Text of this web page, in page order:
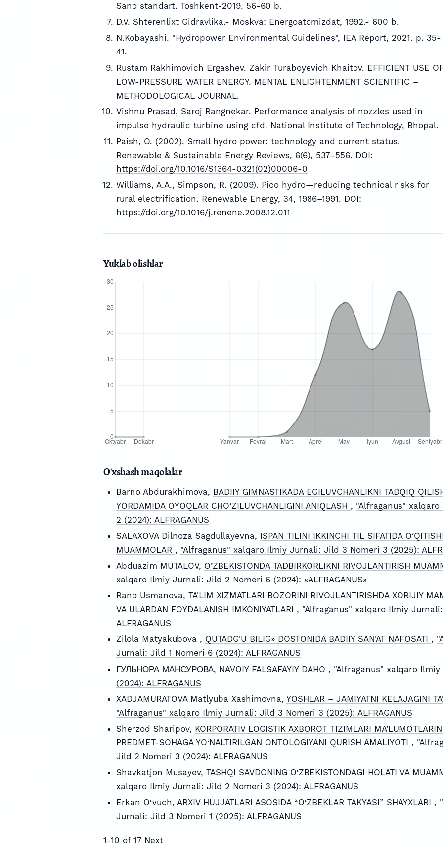
Sano standart. Toshkent-2019. 56-60 b.
D.V. Shterenlixt Gidravlika.- Moskva: Energoatomizdat, 1992.- 600 b.
N.Kobayashi. "Hydropower Environmental Guidelines", IEA Report, 2021. p. 35-
41.
Rustam Rakhimovich Ergashev. Zakir Turaboyevich Khaitov. EFFICIENT USE
LOW-PRESSURE WATER ENERGY. MENTAL ENLIGHTENMENT SCIENTIFIC –
METHODOLOGICAL JOURNAL.
Vishnu Prasad, Saroj Rangnekar. Performance analysis of nozzles used in
impulse hydraulic turbine using cfd. National Institute of Technology, Bhopal.
Paish, O. (2002). Small hydro power: technology and current status.
Renewable & Sustainable Energy Reviews, 6(6), 537–556. DOI:
https://doi.org/10.1016/S1364-0321(02)00006-0
Williams, A.A., Simpson, R. (2009). Pico hydro—reducing technical risks for
rural electrification. Renewable Energy, 34, 1986–1991. DOI:
https://doi.org/10.1016/j.renene.2008.12.011
Yuklab olishlar
O'xshash maqolalar
Barno Abdurakhimova, BADIIY GIMNASTIKADA EGILUVCHANLIKNI TADQIQ
YORDAMIDA OYOQLAR CHO‘ZILUVCHANLIGINI ANIQLASH , "Alfraganus"
2 (2024): ALFRAGANUS
SALAXOVA Dilnoza Sagdullayevna, ISPAN TILINI IKKINCHI TIL SIFATIDA
MUAMMOLAR , "Alfraganus" xalqaro Ilmiy Jurnali: Jild 3 Nomeri 3 (2025):
Abduazim MUTALOV, O’ZBEKISTONDA TADBIRKORLIKNI RIVOJLANTIRISH
xalqaro Ilmiy Jurnali: Jild 2 Nomeri 6 (2024): «ALFRAGANUS»
Rano Usmanova, TA'LIM XIZMATLARI BOZORINI RIVOJLANTIRISHDA XORIJIY
VA ULARDAN FOYDALANISH IMKONIYATLARI , "Alfraganus" xalqaro Ilmiy
ALFRAGANUS
Zilola Matyakubova , QUTADG'U BILIG» DOSTONIDA BADIIY SAN'AT NAFOSATI ,
Jurnali: Jild 1 Nomeri 6 (2024): ALFRAGANUS
ГУЛЬНОРА МАНСУРОВА, NAVOIY FALSAFAYIY DAHO , "Alfraganus" xalqaro
(2024): ALFRAGANUS
XADJAMURATOVA Matlyuba Xashimovna, YOSHLAR – JAMIYATNI KELAJAGINI
"Alfraganus" xalqaro Ilmiy Jurnali: Jild 3 Nomeri 3 (2025): ALFRAGANUS
Sherzod Sharipov, KORPORATIV LOGISTIK AXBOROT TIZIMLARI
PREDMET-SOHAGA YO‘NALTIRILGAN ONTOLOGIYANI QURISH AMALIYOTI ,
Jild 2 Nomeri 3 (2024): ALFRAGANUS
Shavkatjon Musayev, TASHQI SAVDONING O‘ZBEKISTONDAGI HOLATI VA
xalqaro Ilmiy Jurnali: Jild 2 Nomeri 3 (2024): ALFRAGANUS
Erkan O‘vuch, ARXIV HUJJATLARI ASOSIDA “O‘ZBEKLAR TAKYASI” SHAYXLARI ,
Jurnali: Jild 3 Nomeri 1 (2025): ALFRAGANUS
1-10 of 17 Next